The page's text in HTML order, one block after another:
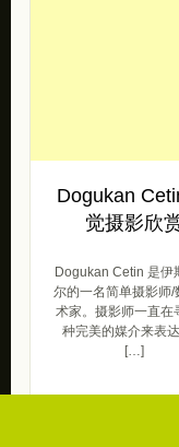
Dogukan
觉摄影欣
Dogukan Cetin 是伊
尔的一名简单摄影师/
术家。摄影师一直在
种完美的媒介来表
[…]